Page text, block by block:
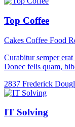
Top Coffee
Cakes Coffee Food
Curabitur semper
Donec felis quam,
2837 Frederick
IT Solving